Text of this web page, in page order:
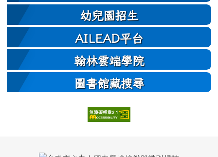
幼兒園招生
AILEAD平台
翰林雲端學院
圖書館藏搜尋